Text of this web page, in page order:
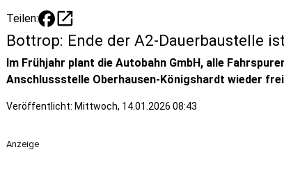
Teilen: open_in_new
Bottrop: Ende der A2-Dauerbaustelle
Im Frühjahr plant die Autobahn GmbH, alle
Anschlussstelle Oberhausen-Königshardt wieder
Veröffentlicht: Mittwoch, 14.01.2026 08:43
Anzeige